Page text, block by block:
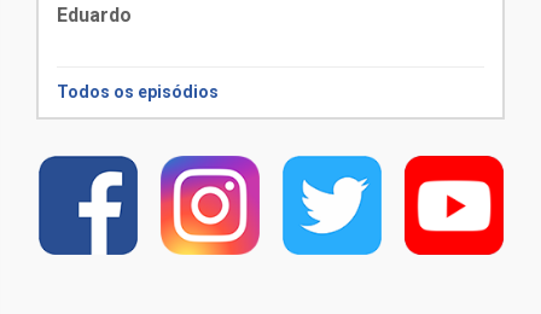
Eduardo
Todos os episódios